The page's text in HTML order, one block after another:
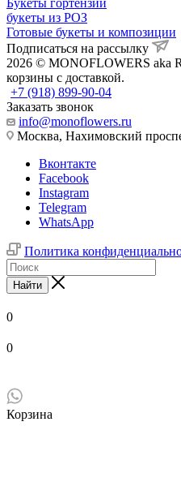
букеты из РОЗ
Готовые букеты и композиции
Подписаться на рассылку
2026 © MONOFLOWERS aka
корзины с доставкой.
+7 (918) 899-90-04
Заказать звонок
info@monoflowers.ru
Москва, Нахимовский
Вконтакте
Facebook
Instagram
Telegram
WhatsApp
Политика
Найти
0
0
Корзина